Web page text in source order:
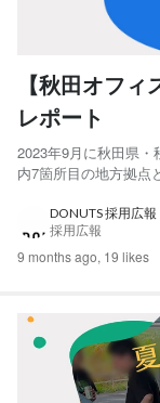
【秋田オフ
レポート
2023年9月に秋田県
内7箇所目の地方拠点
た。現在は新卒社員
在籍・活躍していま
DONUTS 採用広報
採用広報
9 months ago, 19 likes